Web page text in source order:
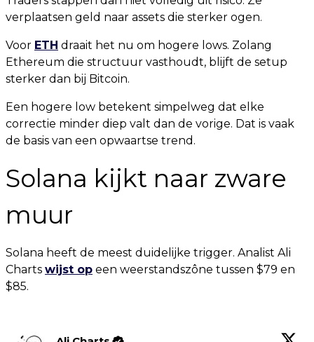
verplaatsen geld naar assets die sterker ogen.
Voor ETH draait het nu om hogere lows. Zolang
Ethereum die structuur vasthoudt, blijft de setup
sterker dan bij Bitcoin.
Een hogere low betekent simpelweg dat elke
correctie minder diep valt dan de vorige. Dat is vaak
de basis van een opwaartse trend.
Solana kijkt naar zware
muur
Solana heeft de meest duidelijke trigger. Analist Ali
Charts wijst op een weerstandszône tussen $79 en
$85.